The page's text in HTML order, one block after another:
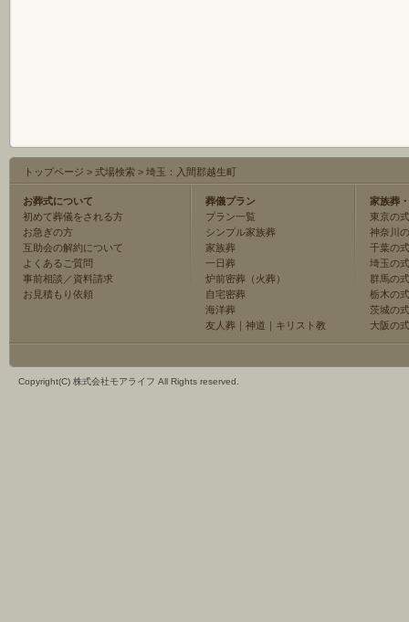
トップページ > 式場検索 > 埼玉：入間郡越生町
お葬式について
初めて葬儀をされる方
お急ぎの方
互助会の解約について
よくあるご質問
事前相談／資料請求
お見積もり依頼
葬儀プラン
プラン一覧
シンプル家族葬
家族葬
一日葬
炉前密葬（火葬）
自宅密葬
海洋葬
友人葬 ｜ 神道 ｜ キリスト教
家族葬
東京の
神奈川
千葉の
埼玉の
群馬の
栃木の
茨城の
大阪の
Copyright(C) 株式会社モアライフ All Rights reserved.